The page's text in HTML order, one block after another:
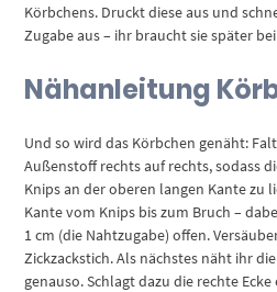
Körbchens. Druckt diese aus und
Zugabe aus – ihr braucht sie später
Nähanleitung
Und so wird das Körbchen genäht:
Außenstoff rechts auf rechts, sodass
Knips an der oberen langen Kante zu
Kante vom Knips bis zum Bruch –
1 cm (die Nahtzugabe) offen.
Zickzackstich. Als nächstes näht ihr
genauso. Schlagt dazu die rechte